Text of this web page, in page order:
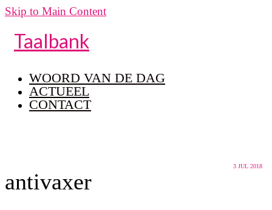
Skip to Main Content
Taalbank
WOORD VAN DE DAG
ACTUEEL
CONTACT
3 JUL 2018
antivaxer